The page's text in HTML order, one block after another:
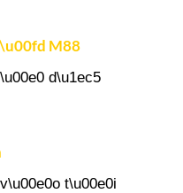
M88
d\u1ec5
t\u00e0i